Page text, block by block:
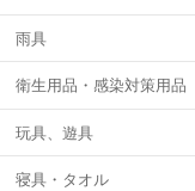
雨具
衛生用品・感染対策用品
玩具、遊具
寝具・タオル